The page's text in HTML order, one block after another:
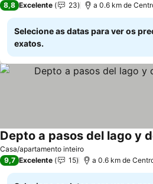
8,8 Excelente 23 a 0.6 km de
Selecione as datas para ver os
exatos.
Casa/apartamento inteiro
Depto a pasos del lago y
9,7 Excelente 15 a 0.6 km de